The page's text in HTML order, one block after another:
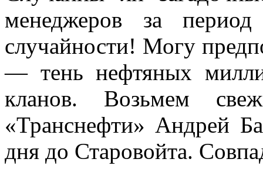
менеджеров за
случайности! Могу
— тень нефтяных
кланов. Возьмем
«Транснефти» Андрей
дня до Старовойта.